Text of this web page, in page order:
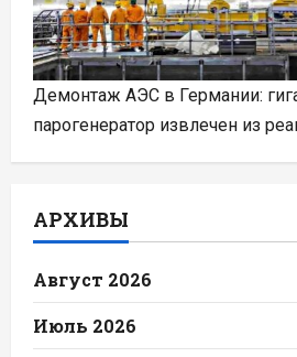
Демонтаж АЭС в Германии:
парогенератор извлечен из
АРХИВЫ
Август 2026
Июль 2026